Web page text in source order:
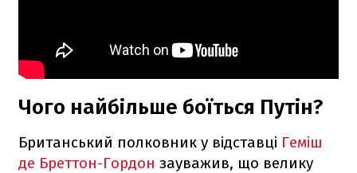
Чого найбільше боїться Путін?
Британський полковник у відставці Геміш
де Бреттон-Гордон зауважив, що велику